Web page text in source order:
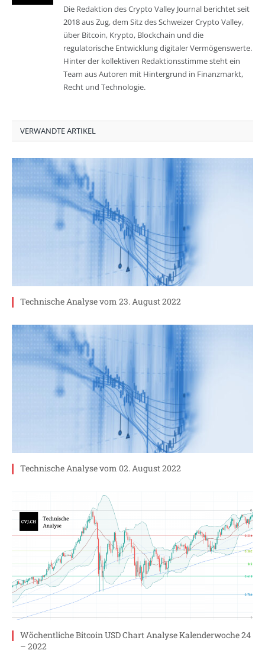
Die Redaktion des Crypto Valley Journal berichtet seit
2018 aus Zug, dem Sitz des Schweizer Crypto Valley,
über Bitcoin, Krypto, Blockchain und die
regulatorische Entwicklung digitaler Vermögenswerte.
Hinter der kollektiven Redaktionsstimme steht ein
Team aus Autoren mit Hintergrund in Finanzmarkt,
Recht und Technologie.
VERWANDTE ARTIKEL
Technische Analyse vom 23. August 2022
Technische Analyse vom 02. August 2022
Wöchentliche Bitcoin USD Chart Analyse Kalenderwoche 24
– 2022